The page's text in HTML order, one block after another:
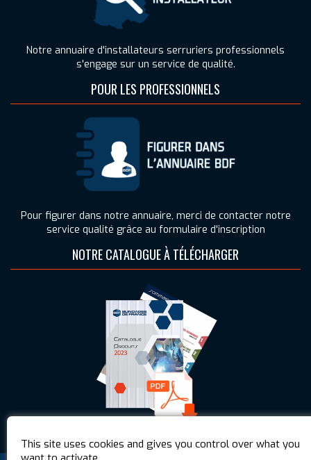
Notre annuaire d'installateurs serruriers professionnels
s'engage sur un service de qualité.
POUR LES PROFESSIONNELS
Pour figurer dans notre annuaire, merci de contacter notre
service qualité grâce au formulaire d'inscription
NOTRE CATALOGUE À TÉLÉCHARGER
This site uses cookies and gives you control over what you